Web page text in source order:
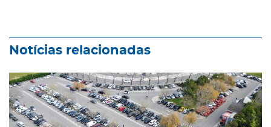
Notícias relacionadas